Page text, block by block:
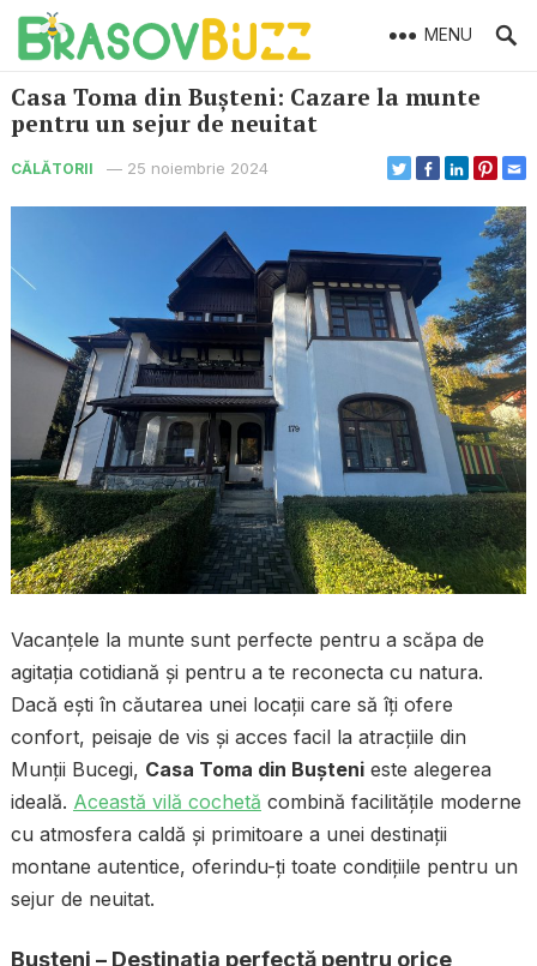
MENU
Casa Toma din Bușteni: Cazare la munte
pentru un sejur de neuitat
CĂLĂTORII — 25 noiembrie 2024
Vacanțele la munte sunt perfecte pentru a scăpa de
agitația cotidiană și pentru a te reconecta cu natura.
Dacă ești în căutarea unei locații care să îți ofere
confort, peisaje de vis și acces facil la atracțiile din
Munții Bucegi, Casa Toma din Buștenieste alegerea
ideală. Această vilă cochetă combină facilitățile moderne
cu atmosfera caldă și primitoare a unei destinații
montane autentice, oferindu-ți toate condițiile pentru un
sejur de neuitat.
Bușteni – Destinația perfectă pentru orice